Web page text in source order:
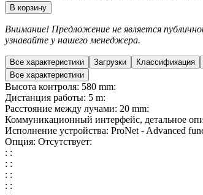
В корзину
Внимание! Предложение не является
узнавайте у нашего менеджера.
Все характеристики Загрузки Классификация
Все характеристики
Высота контроля: 580 mm:
Дистанция работы: 5 m:
Расстояние между лучами: 20 mm:
Коммуникационный интерфейс, детальное
Исполнение устройства: ProNet - Advanced
Опция: Отсутствует:
: :
: :
: :
: :